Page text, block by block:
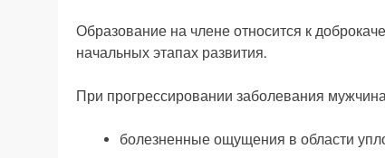
Образование на члене относится к
начальных этапах развития.
При прогрессировании заболевания мужчина
болезненные ощущения в области